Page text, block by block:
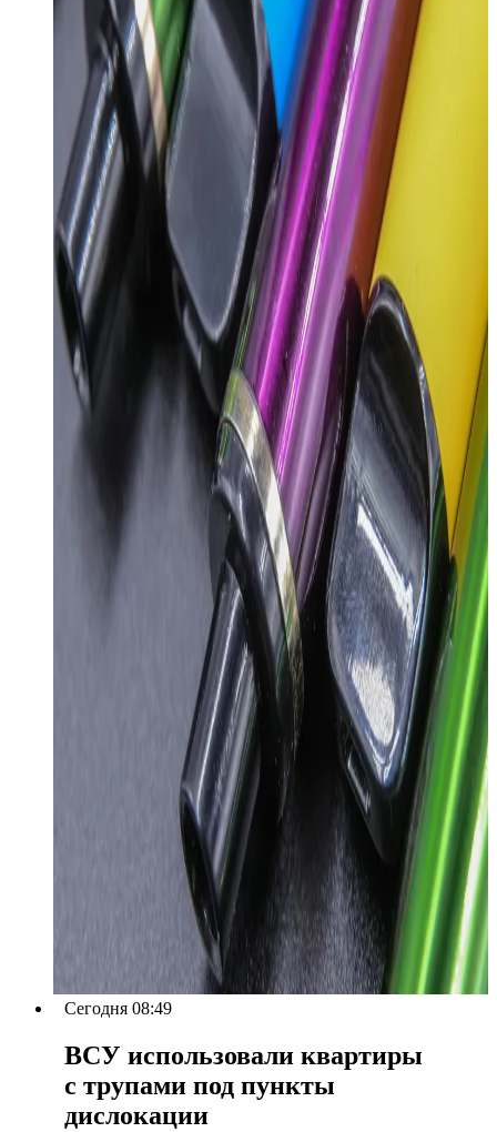
Сегодня 08:49
ВСУ использовали квартиры
с трупами под пункты
дислокации